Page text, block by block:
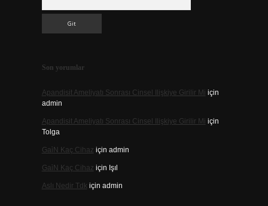
Son yorumlar
Apandisit Ameliyatı Sonrası Cinsel Ilişkiye Girilir Mi için
admin
Apandisit Ameliyatı Sonrası Cinsel Ilişkiye Girilir Mi için
Tolga
Gai̇N Kaç Cihaz için admin
Gai̇N Kaç Cihaz için Işıl
Aslı Nedir Tdk için admin